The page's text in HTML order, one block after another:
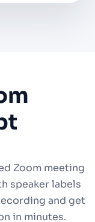
Zoom meeting
speaker labels
and get
in minutes.